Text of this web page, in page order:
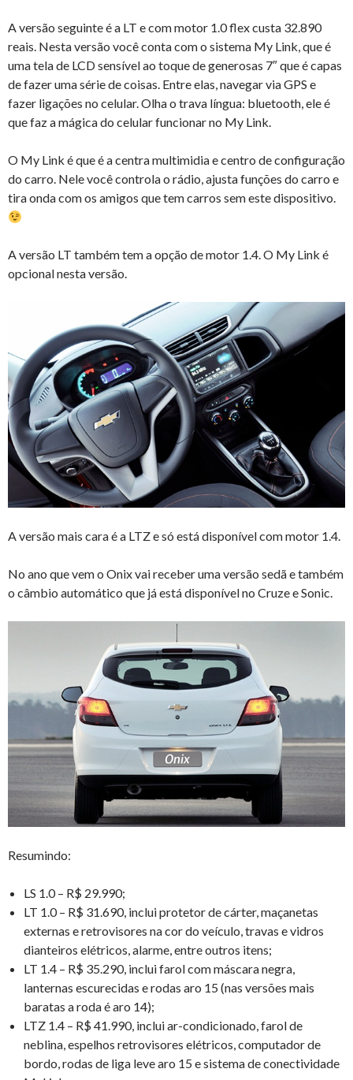
A versão seguinte é a LT e com motor 1.0 flex custa 32.890
reais. Nesta versão você conta com o sistema My Link, que é
uma tela de LCD sensível ao toque de generosas 7″ que é capas
de fazer uma série de coisas. Entre elas, navegar via GPS e
fazer ligações no celular. Olha o trava língua: bluetooth, ele é
que faz a mágica do celular funcionar no My Link.
O My Link é que é a centra multimidia e centro de configuração
do carro. Nele você controla o rádio, ajusta funções do carro e
tira onda com os amigos que tem carros sem este dispositivo.
A versão LT também tem a opção de motor 1.4. O My Link é
opcional nesta versão.
A versão mais cara é a LTZ e só está disponível com motor 1.4.
No ano que vem o Onix vai receber uma versão sedã e também
o câmbio automático que já está disponível no Cruze e Sonic.
Resumindo:
LS 1.0 – R$ 29.990;
LT 1.0 – R$ 31.690, inclui protetor de cárter, maçanetas
externas e retrovisores na cor do veículo, travas e vidros
dianteiros elétricos, alarme, entre outros itens;
LT 1.4 – R$ 35.290, inclui farol com máscara negra,
lanternas escurecidas e rodas aro 15 (nas versões mais
baratas a roda é aro 14);
LTZ 1.4 – R$ 41.990, inclui ar-condicionado, farol de
neblina, espelhos retrovisores elétricos, computador de
bordo, rodas de liga leve aro 15 e sistema de conectividade